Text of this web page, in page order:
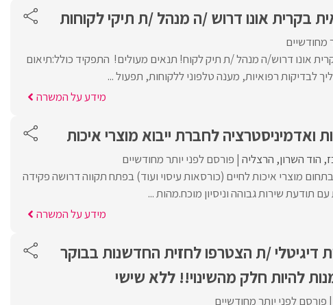
בקרית אונו דרוש /ה מנהל /ת תיקי לקוחות
מחודשיים
אונו דרוש/ה מנהל /ת תיק לקוח! תנאים מעולים! התפקיד כולל:תיאום
לבדיקות רפואיות, מענה טלפוני ללקוחות, תפעול ...
מידע על המשרה
ואדמיניסטרציה לחברת ייבוא מוצרי איכות
הוד השרון הרצליה פורסם לפני יותר מחודשיים
מוצרי איכות לחיים (כורסאות עיסוי ועוד) בפתח תקווה דרושה פקידה
תודעת שירות גבוהה וניסיון מוכח.מהות ...
מידע על המשרה
דיגיטלי /ת הצטרפו לחזית החדשנות בבוקר
להיות חלק מהשינוי!! ללא שישי
פורסם לפני יותר מחודשיים